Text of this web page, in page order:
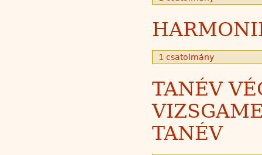
1 csatolmány
TANÉV
TANÉV